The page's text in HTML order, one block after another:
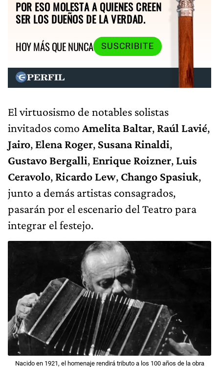
POR ESO MOLESTA A QUIENES CREEN
SER LOS DUEÑOS DE LA VERDAD.
HOY MÁS QUE NUNCA
SUSCRIBITE
El virtuosismo de notables solistas
invitados como Amelita Baltar, Raúl Lavié,
Jairo, Elena Roger, Susana Rinaldi,
Gustavo Bergalli, Enrique Roizner, Luis
Ceravolo, Ricardo Lew, Chango Spasiuk,
junto a demás artistas consagrados,
pasarán por el escenario del Teatro para
integrar el festejo.
Nacido en 1921, el homenaje rendirá tributo a los 100 años de la obra